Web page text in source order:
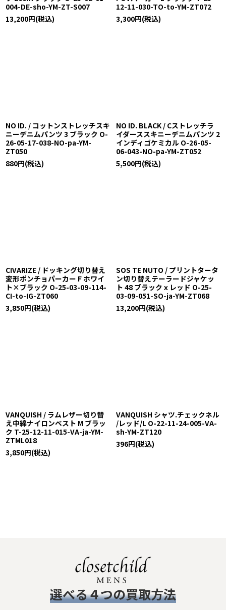
004-DE-sho-YM-ZT-S007
13,200円(税込)
12-11-030-TO-to-YM-ZT072
3,300円(税込)
NO ID. / コットンストレッチスキ
ニーデニムパンツ 3 ブラック O-
26-05-17-038-NO-pa-YM-
ZT050
880円(税込)
NO ID. BLACK / Cストレッチラ
イダーススキニーデニムパンツ 2
インディゴケミカル O-26-05-
06-043-NO-pa-YM-ZT052
5,500円(税込)
CIVARIZE / ドッキング切り替え
変形ポンチョパーカー F ホワイ
ト×ブラック O-25-03-09-114-
CI-to-IG-ZT060
3,850円(税込)
SOS TE NUTO / プリントタータ
ン切り替えテーラードジャケッ
ト 48 ブラックｘレッド O-25-
03-09-051-SO-ja-YM-ZT068
13,200円(税込)
VANQUISH / ラムレザー切り替
え中綿ナイロンベスト M ブラッ
ク T-25-12-11-015-VA-ja-YM-
ZTML018
3,850円(税込)
VANQUISH シャツ.チェックネル
/レッド/L O-22-11-24-005-VA-
sh-YM-ZT120
396円(税込)
​選べる４つの買取方法